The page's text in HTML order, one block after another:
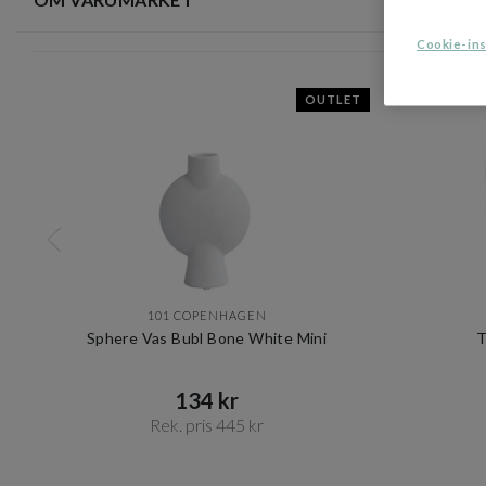
OUTLET
101 COPENHAGEN
Sphere Vas Bubl Bone White Mini
134 kr​​
Rek. pris 445 kr​​
Cookie-